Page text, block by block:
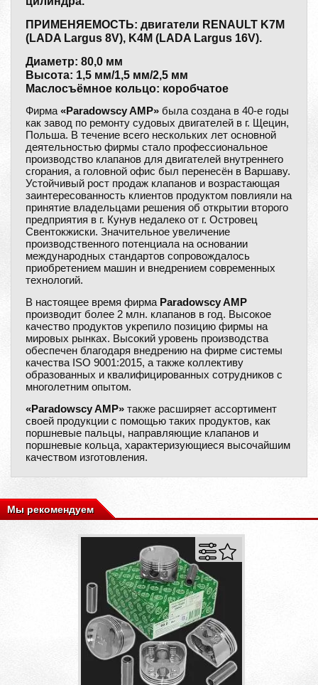
ПРИМЕНЯЕМОСТЬ: двигатели RENAULT K7M
(LADA Largus 8V), K4M (LADA Largus 16V).
Диаметр: 80,0 мм
Высота: 1,5 мм/1,5 мм/2,5 мм
Маслосъёмное кольцо: коробчатое
Фирма «Paradowscy AMP» была создана в 40-е годы
как завод по ремонту судовых двигателей в г. Щецин,
Польша. В течение всего нескольких лет основной
деятельностью фирмы стало профессиональное
производство клапанов для двигателей внутреннего
сгорания, а головной офис был перенесён в Варшаву.
Устойчивый рост продаж клапанов и возрастающая
заинтересованность клиентов продуктом повлияли на
принятие владельцами решения об открытии второго
предприятия в г. Кунув недалеко от г. Островец
Свентокжиски. Значительное увеличение
производственного потенциала на основании
международных стандартов сопровождалось
приобретением машин и внедрением современных
технологий.
В настоящее время фирма Paradowscy AMP
производит более 2 млн. клапанов в год. Высокое
качество продуктов укрепило позицию фирмы на
мировых рынках. Высокий уровень производства
обеспечен благодаря внедрению на фирме системы
качества ISO 9001:2015, а также коллективу
образованных и квалифицированных сотрудников с
многолетним опытом.
«Paradowscy AMP» также расширяет ассортимент
своей продукции с помощью таких продуктов, как
поршневые пальцы, направляющие клапанов и
поршневые кольца, характеризующиеся высочайшим
качеством изготовления.
Мы рекомендуем